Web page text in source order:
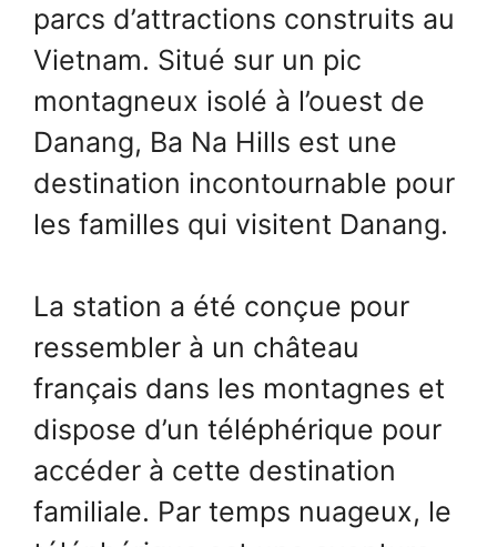
parcs d’attractions construits au
Vietnam. Situé sur un pic
montagneux isolé à l’ouest de
Danang, Ba Na Hills est une
destination incontournable pour
les familles qui visitent Danang.
La station a été conçue pour
ressembler à un château
français dans les montagnes et
dispose d’un téléphérique pour
accéder à cette destination
familiale. Par temps nuageux, le